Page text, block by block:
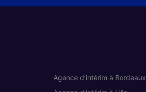
Agence d’intérim à Bordeaux